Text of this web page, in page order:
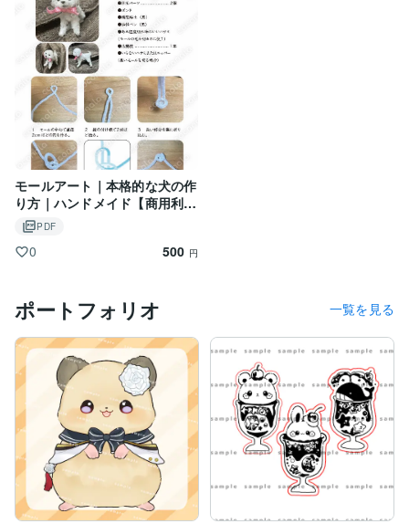
モールアート｜本格的な犬の作
り方｜ハンドメイド【商用利用
OK】PDF
0 500 円
ポートフォリオ 一覧を見る